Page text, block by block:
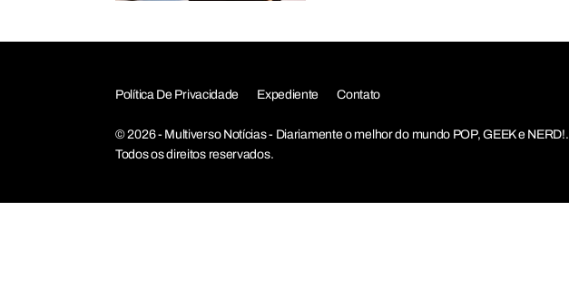
Política De Privacidade Expediente Contato
© 2026 - Multiverso Notícias - Diariamente o melhor do mundo POP, GEEK e NERD!.
Todos os direitos reservados.